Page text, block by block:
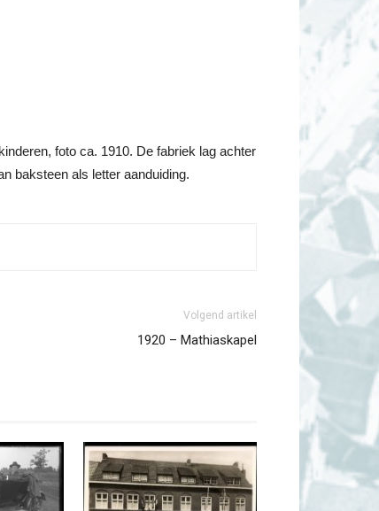
foto ca. 1910. De fabriek lag achter
baksteen als letter aanduiding.
Volgend artikel
1920 – Mathiaskapel